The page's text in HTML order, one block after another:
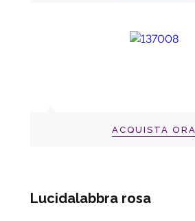
ACQUISTA ORA
Lucidalabbra rosa